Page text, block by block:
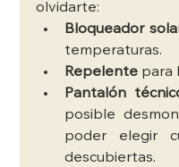
olvidarte:
Bloqueador
temperaturas.
Repelente para
Pantalón
posible
poder elegir
descubiertas.